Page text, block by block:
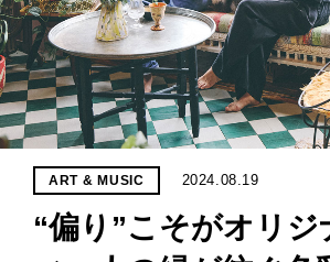
ART & MUSIC 2024.08.19
“偏り”こそがオリジ